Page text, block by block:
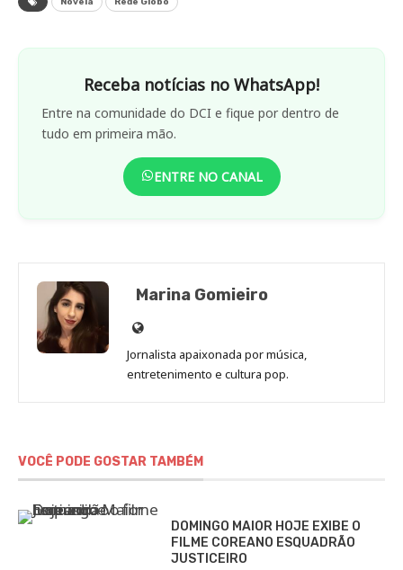
Receba notícias no WhatsApp!
Entre na comunidade do DCI e fique por dentro de
tudo em primeira mão.
ENTRE NO CANAL
Marina Gomieiro
Site
de
Marina
Jornalista apaixonada por música,
entretenimento e cultura pop.
VOCÊ PODE GOSTAR TAMBÉM
DOMINGO MAIOR HOJE EXIBE O
FILME COREANO ESQUADRÃO
JUSTICEIRO